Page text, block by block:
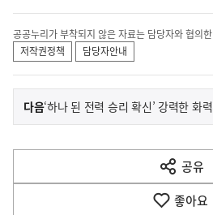
공공누리가 부착되지 않은 자료는 담당자와 협의
저작권정책
담당자안내
이
전
다
음
다음기
사
‘하나 된 전력 승리 확신’ 강력한 화
공유
열
기
좋아요